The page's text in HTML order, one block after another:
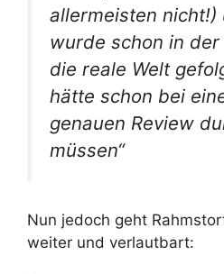
allermeisten nicht!)
wurde schon in
die reale Welt
hätte schon bei
genauen Review
müssen“
Nun jedoch geht
weiter und verlautbart: